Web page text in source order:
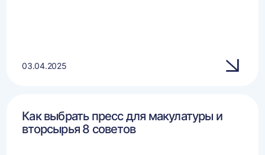
03.04.2025
Как выбрать пресс для макулатуры и
вторсырья 8 советов